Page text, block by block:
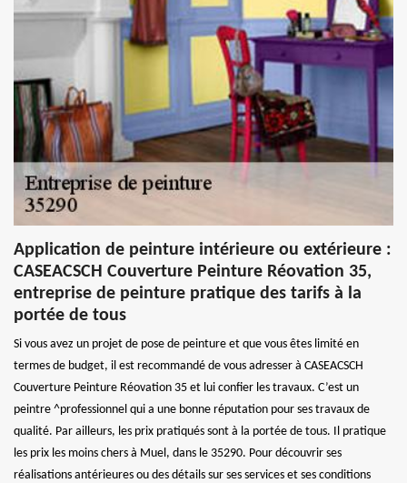
Application de peinture intérieure ou extérieure :
CASEACSCH Couverture Peinture Réovation 35,
entreprise de peinture pratique des tarifs à la
portée de tous
Si vous avez un projet de pose de peinture et que vous êtes limité en
termes de budget, il est recommandé de vous adresser à CASEACSCH
Couverture Peinture Réovation 35 et lui confier les travaux. C’est un
peintre ^professionnel qui a une bonne réputation pour ses travaux de
qualité. Par ailleurs, les prix pratiqués sont à la portée de tous. Il pratique
les prix les moins chers à Muel, dans le 35290. Pour découvrir ses
réalisations antérieures ou des détails sur ses services et ses conditions